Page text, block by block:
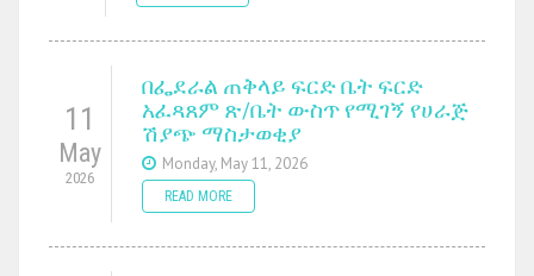
11
May
2026
በፌደራል ጠቅላይ ፍርድ ቤት ፍርድ
አፈጻጸም ጽ/ቤት ውስጥ የሚገኝ የሀራጅ
ሽያጭ ማስታወቂያ
Monday, May 11, 2026
READ MORE